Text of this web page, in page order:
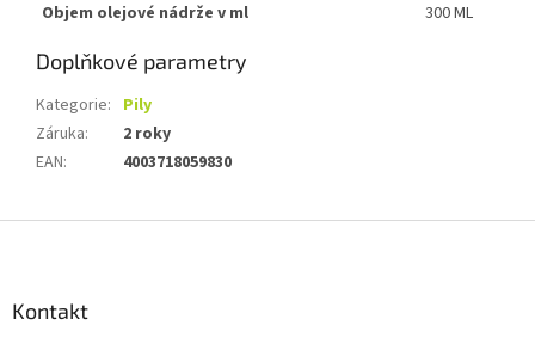
Objem olejové nádrže v ml
300 ML
Doplňkové parametry
Kategorie: Pily
Záruka:
2 roky
EAN: 4003718059830
Kontakt